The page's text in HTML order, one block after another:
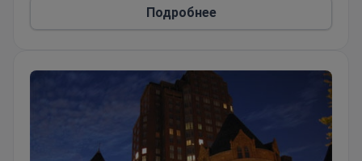
педиатрию. Также больница известна школой
медсестринского дела, где обучают медсестер.
Подробнее